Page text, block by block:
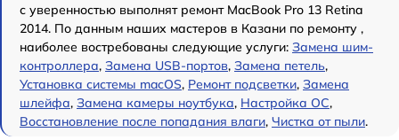
с уверенностью выполнят ремонт MacBook Pro 13 Retina
2014. По данным наших мастеров в Казани по ремонту ,
наиболее востребованы следующие услуги: Замена шим-
контроллера, Замена USB-портов, Замена петель,
Установка системы macOS, Ремонт подсветки, Замена
шлейфа, Замена камеры ноутбука, Настройка ОС,
Восстановление после попадания влаги, Чистка от пыли.